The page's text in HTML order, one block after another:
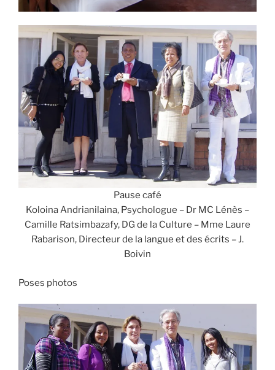
Pause café
Koloina Andrianilaina, Psychologue – Dr MC Lénès –
Camille Ratsimbazafy, DG de la Culture – Mme Laure
Rabarison, Directeur de la langue et des écrits – J.
Boivin
Poses photos